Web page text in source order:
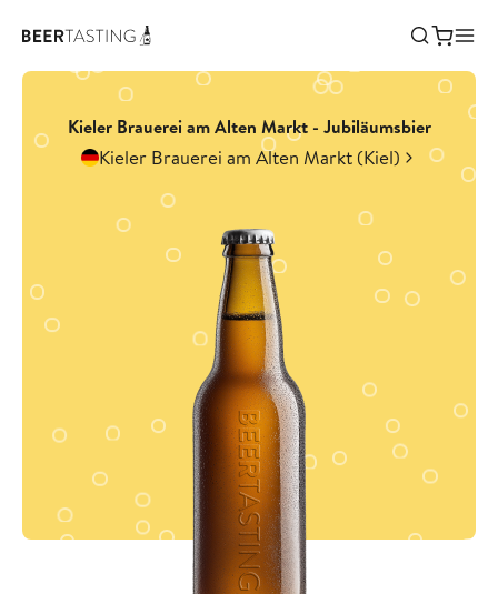
Kieler Brauerei am Alten Markt - Jubiläumsbier
Kieler Brauerei am Alten Markt (Kiel)